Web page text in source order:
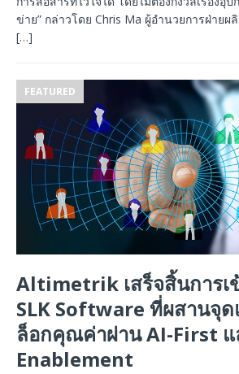
ข่าย” กล่าวโดย Chris Ma ผู้อำนวยการฝ่าย
[…]
FEATURED
Altimetrik เสร็จสิ้นการเ
SLK Software ที่ผสานจุ
ล็อกคุณค่าผ่าน AI-First
Enablement